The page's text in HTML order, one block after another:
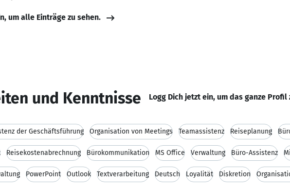
um alle Einträge zu sehen.
und Kenntnisse Logg Dich jetzt ein, um das ganze Profil
der Geschäftsführung Organisation von Meetings Teamassistenz Reiseplanung
Reisekostenabrechnung Bürokommunikation MS Office Verwaltung Büro-Assistenz
PowerPoint Outlook Textverarbeitung Deutsch Loyalität Diskretion